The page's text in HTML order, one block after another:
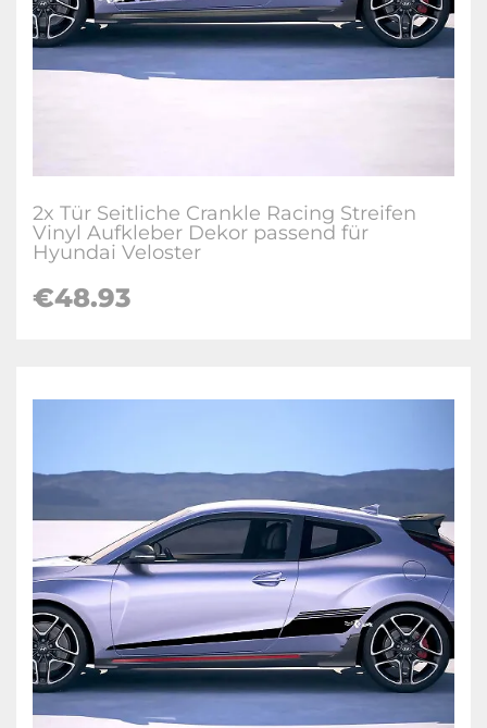
2x Tür Seitliche Crankle Racing Streifen
Vinyl Aufkleber Dekor passend für
Hyundai Veloster
€48.93